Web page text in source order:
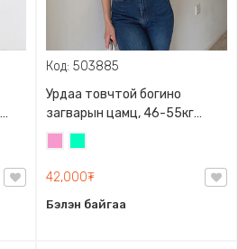
Код: 503885
Урдаа товчтой богино
загварын цамц, 46-55кг
жинд таарна
42,000₮
Бэлэн байгаа